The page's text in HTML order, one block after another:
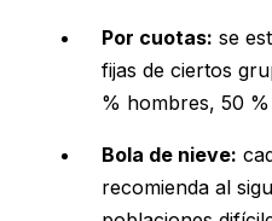
Por cuotas: se
fijas de ciertos
% hombres, 50
Bola de nieve:
recomienda al